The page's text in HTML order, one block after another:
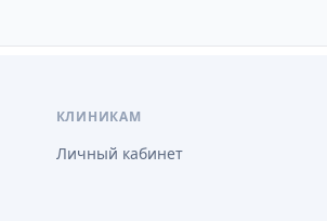
КЛИНИКАМ
Личный кабинет